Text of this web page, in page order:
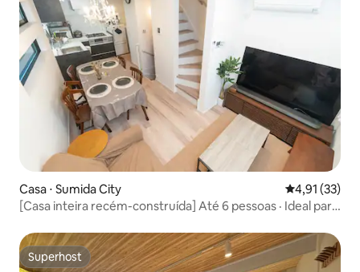
Casa ⋅ Sumida City 4,91 de uma
4,91 (33)
[Casa inteira recém-construída] Até 6 pessoas · Ideal para
pontos turísticos/Conveniente para viver
Superhost
Superhost